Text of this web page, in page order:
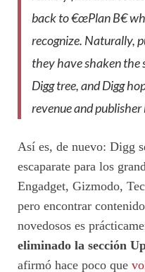
back to €œPlan B€
recognize. Naturally,
they have shaken
Digg tree, and Digg
revenue and
Así es, de nuevo: Digg
escaparate para los
Engadget, Gizmodo,
pero encontrar
novedosos es
eliminado la sección
afirmó hace poco que